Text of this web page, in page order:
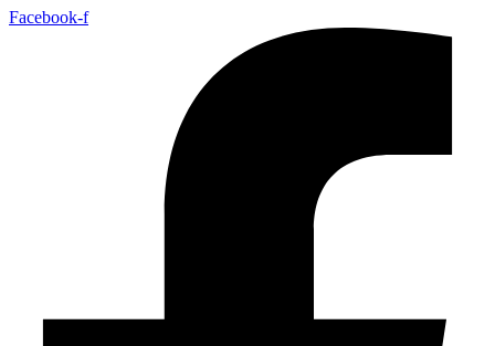
Facebook-f